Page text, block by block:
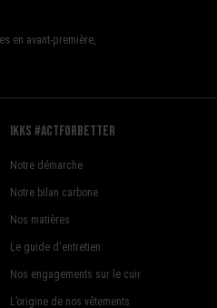
en avant-première,
Ikks #actforbetter
Notre démarche
Notre bilan carbone
Nos matières
Le guide d'entretien
Nos engagements sur le cuir
L’origine de nos vêtements